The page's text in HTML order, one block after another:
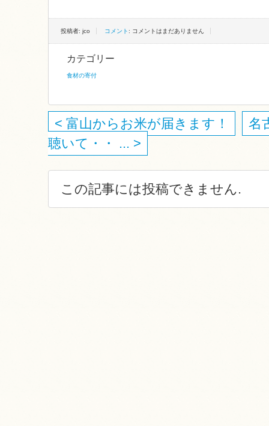
投稿者: jco コメント : コメントはまだありません
カテゴリー
食材の寄付
< 富山からお米が届きます！
名
聴いて・・ ... >
この記事には投稿できません.